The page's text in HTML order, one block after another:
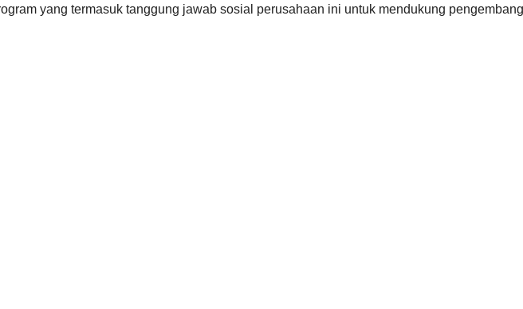
yang termasuk tanggung jawab sosial perusahaan ini untuk mendukung